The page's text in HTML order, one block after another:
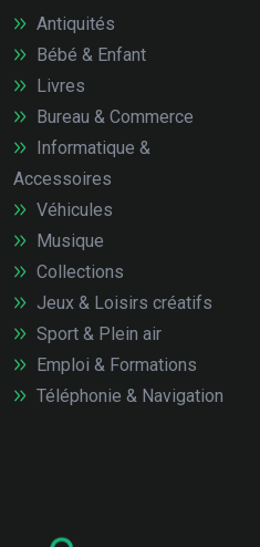
Antiquités
Bébé & Enfant
Livres
Bureau & Commerce
Informatique &
Accessoires
Véhicules
Musique
Collections
Jeux & Loisirs créatifs
Sport & Plein air
Emploi & Formations
Téléphonie & Navigation